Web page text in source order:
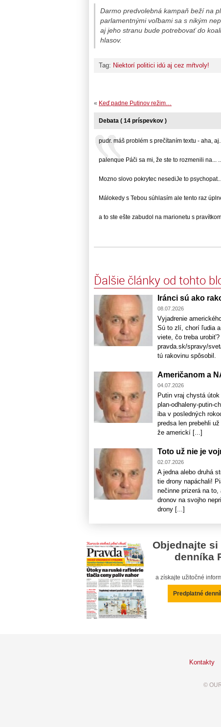
Darmo predvolebná kampaň beží na
parlamentnými voľbami sa s nikým
aj jeho stranu bude potrebovať do
hlasov.
Tag: Niektorí politici idú aj cez mŕtvoly!
« Keď padne Putinov režim…
Debata ( 14 príspevkov )
pudr. máš problém s prečítaním textu - aha,
palenque Páči sa mi, že ste to rozmenili na...
Mozno slovo pokrytec nesediJe to
Málokedy s Tebou súhlasím ale tento raz
a to ste ešte zabudol na marionetu s
Ďalšie články od tohto
Iránci sú ako
08.07.2026
Vyjadrenie
Sú to zlí, chorí ľudia
viete, čo treba
pravda.sk/spravy/
tú rakovinu spôsobil.
Američanom a
04.07.2026
Putin vraj chystá
plan-odhaleny-putin-
iba v posledných
predsa len prebehli
že americkí [...]
Toto už nie je
02.07.2026
A jedna alebo druhá
tie drony napáchali!
nečinne prizerá na
dronov na svojho
drony [...]
Objednajte
denníka
a získajte užitočné
Predplatné
Kontakty
©